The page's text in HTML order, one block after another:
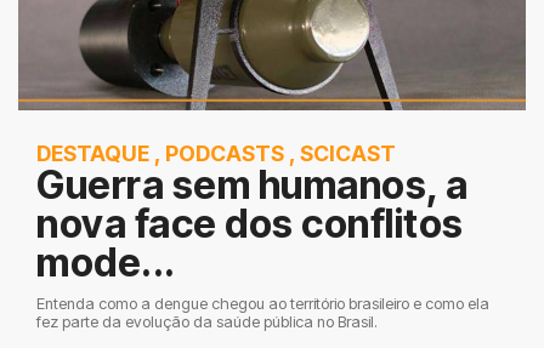
DESTAQUE , PODCASTS , SCICAST
Guerra sem humanos, a
nova face dos conflitos
mode...
Entenda como a dengue chegou ao território brasileiro e como ela
fez parte da evolução da saúde pública no Brasil.